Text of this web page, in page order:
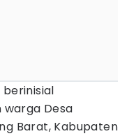
warga Desa
Barat, Kabupaten